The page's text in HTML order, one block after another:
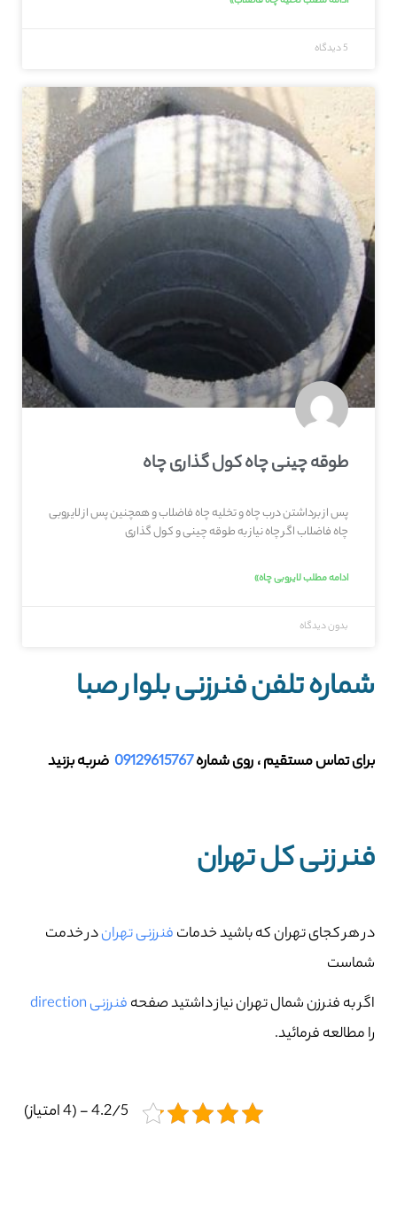
5 دیدگاه
طوقه چینی چاه کول گذاری چاه
پس از برداشتن درب چاه و تخلیه چاه فاضلاب و همچنین پس از لایروبی
چاه فاضلاب اگر چاه نیاز به طوقه چینی و کول گذاری
ادامه مطلب لایروبی چاه»
بدون دیدگاه
شماره تلفن فنرزنی بلوار صبا
برای تماس مستقیم ، روی شماره09129615767 ضربه بزنید
فنر زنی کل تهران
در هر کجای تهران که باشید خدماتفنرزنی تهراندر خدمت
شماست
اگر به فنرزن شمال تهران نیاز داشتید صفحهفنرزنی direction
را مطالعه فرمائید.
4.2/5 - (4 امتیاز)